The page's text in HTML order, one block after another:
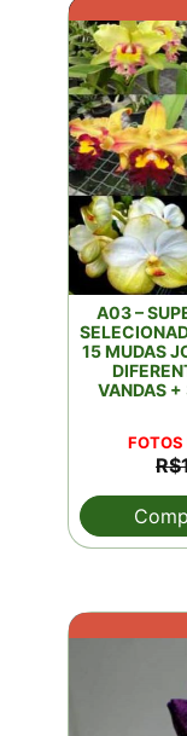
A03 –
15 MUDAS
VANDAS +
R$